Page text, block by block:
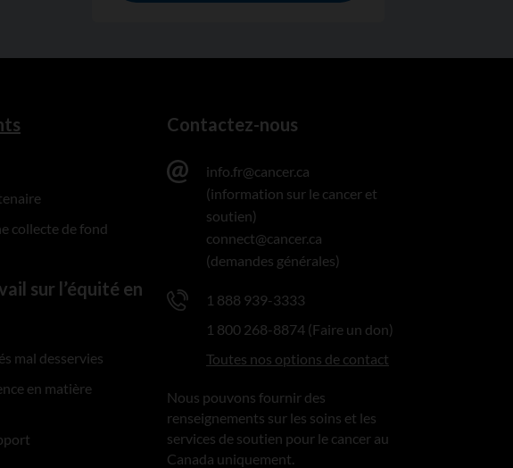
collecte de fond
sur l’équité en
mal desservies
en matière
Contactez-nous
info.fr@cancer.ca
(information sur le cancer et
soutien)
connect@cancer.ca
(demandes générales)
1 888 939-3333
1 800 268-8874 (Faire un don)
Toutes nos options de contact
Nous pouvons fournir des
renseignements sur les soins et les
services de soutien pour le cancer au
Canada uniquement.